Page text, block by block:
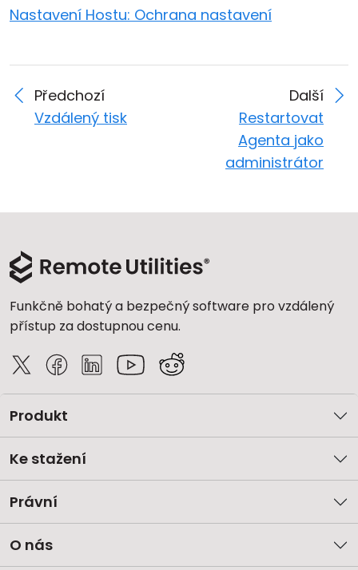
Nastavení Hostu: Ochrana nastavení
Předchozí
Vzdálený tisk
Další
Restartovat
Agenta jako
administrátor
Funkčně bohatý a bezpečný software pro vzdálený
přístup za dostupnou cenu.
Produkt
Ke stažení
Právní
O nás